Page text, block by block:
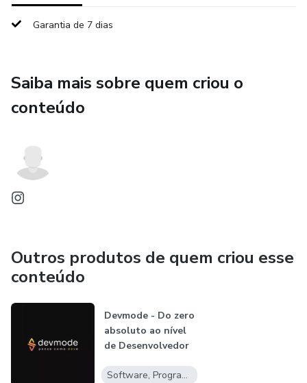
Garantia de 7 dias
Saiba mais sobre quem criou o
conteúdo
Outros produtos de quem criou esse
conteúdo
Devmode - Do zero
absoluto ao nível
de Desenvolvedor
Software, Programas para baixar